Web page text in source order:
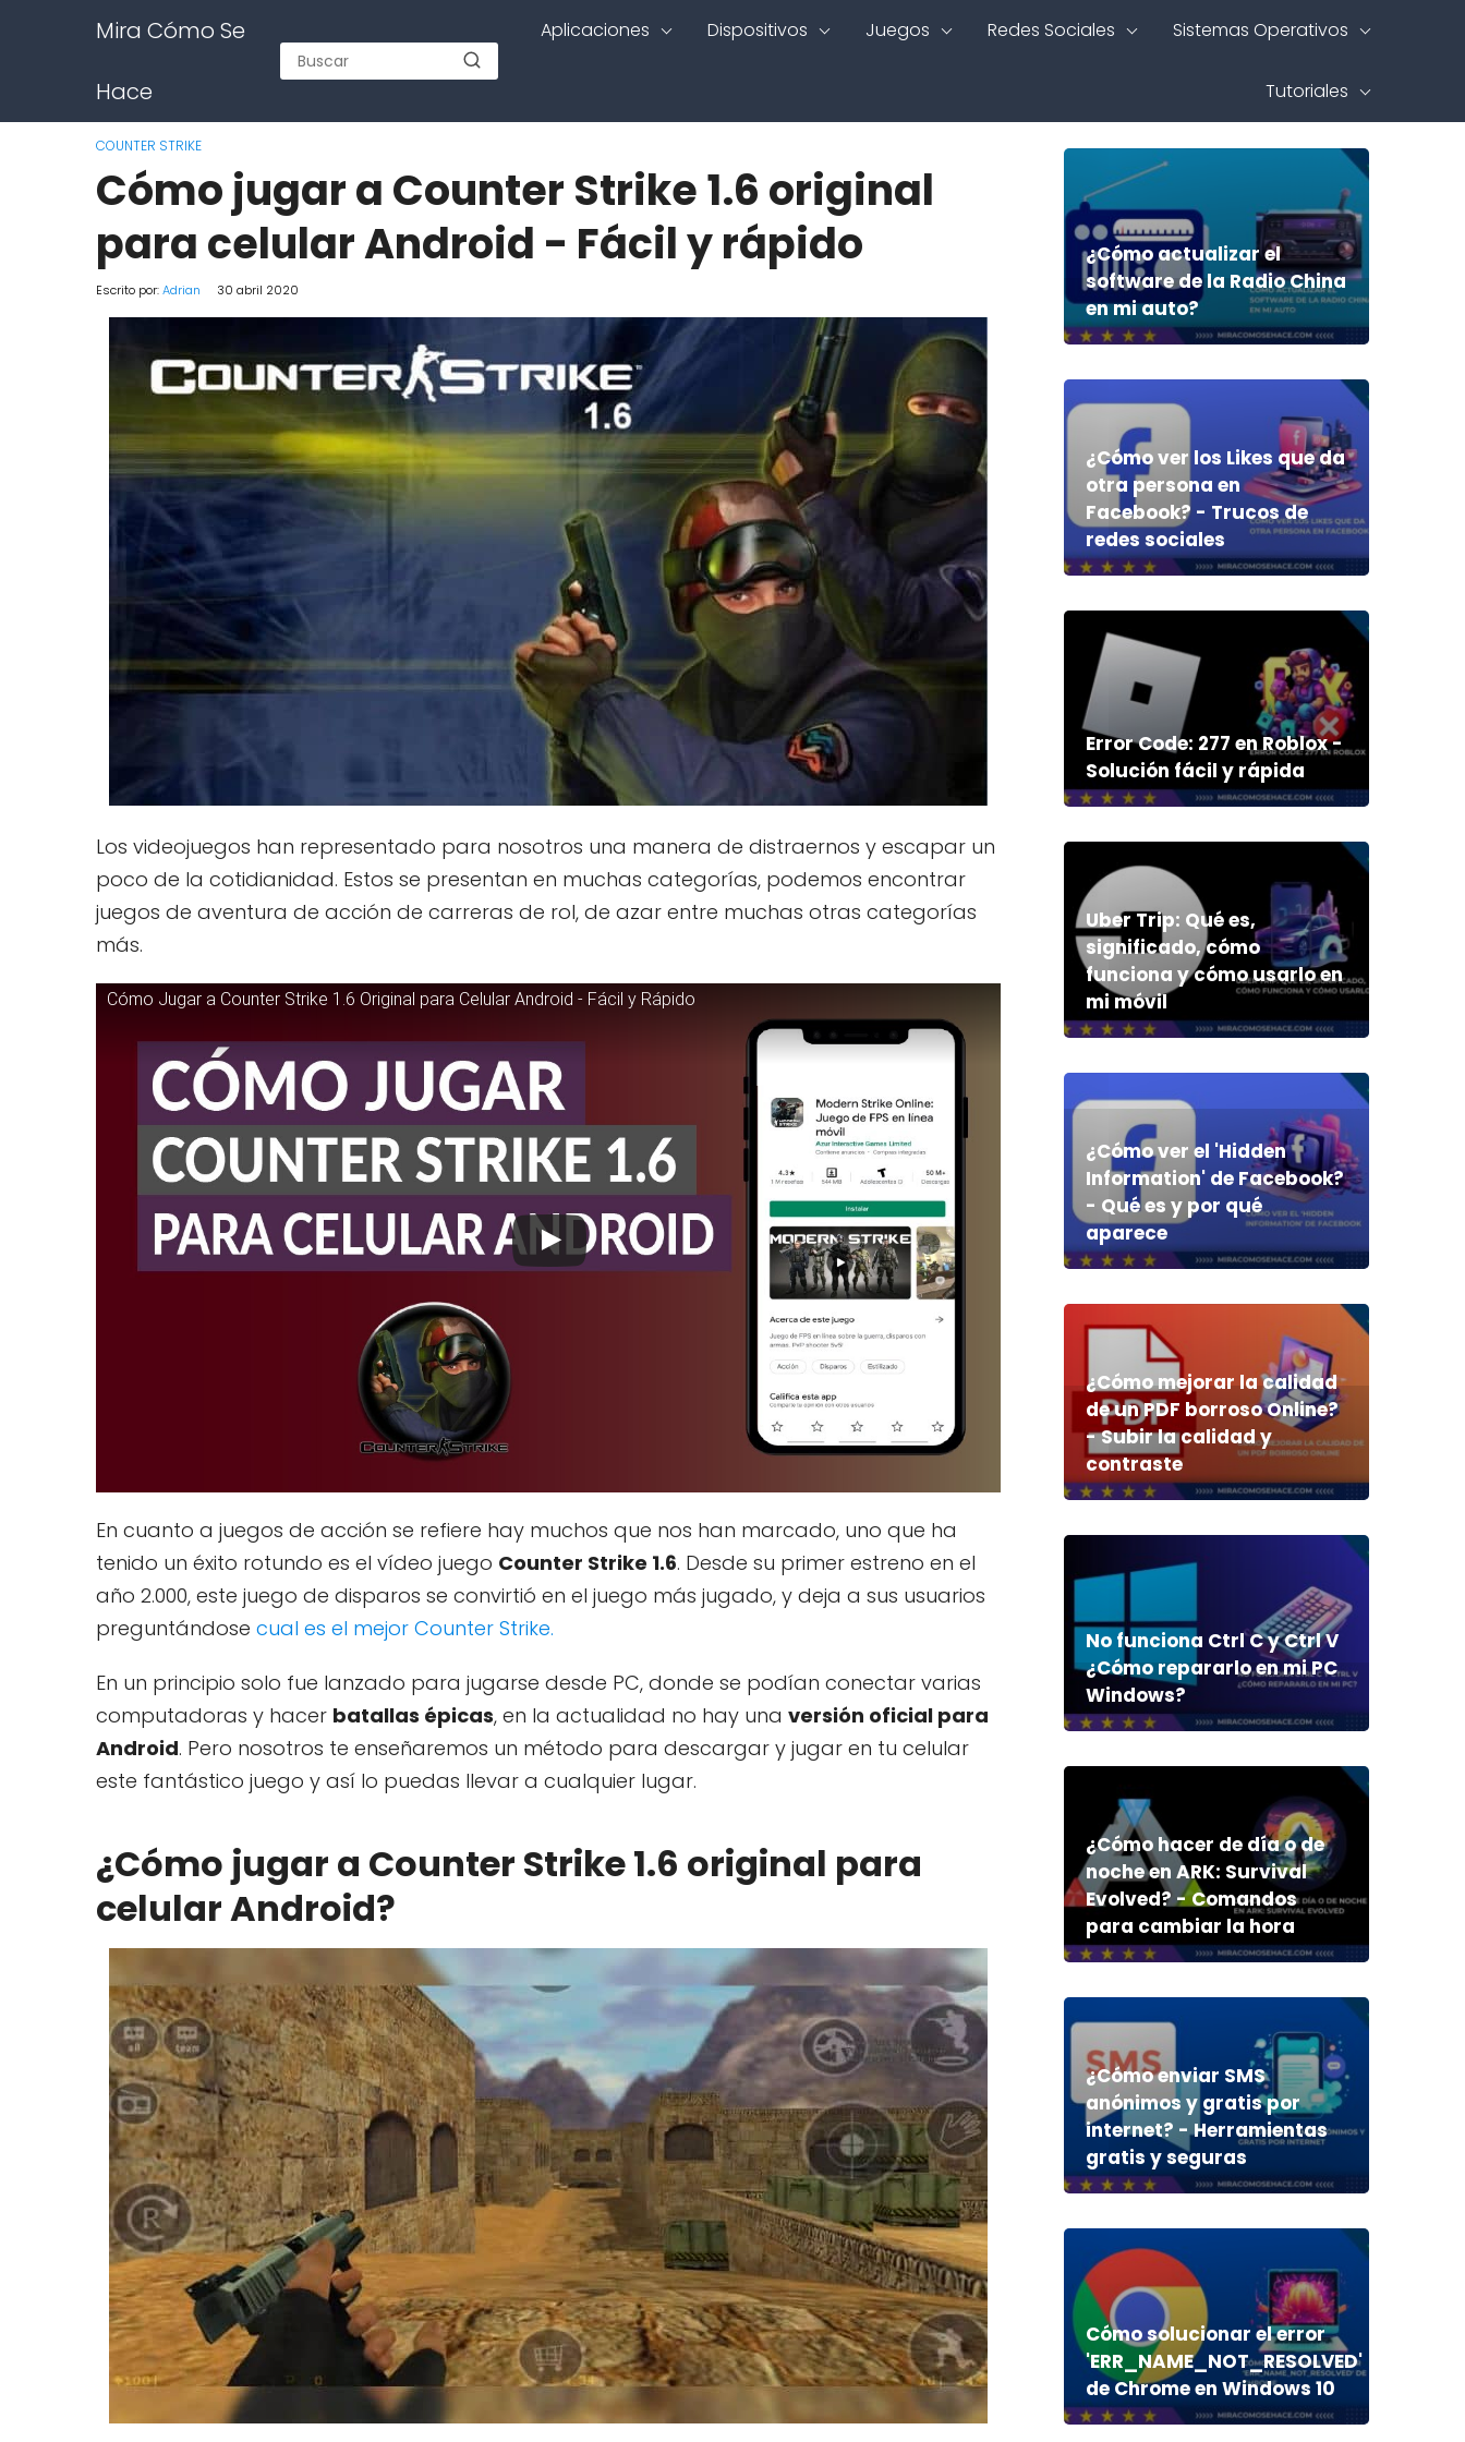
Mira Cómo Se
Hace
Aplicaciones Dispositivos Juegos Redes Sociales Sistemas Operativos
Tutoriales
COUNTER STRIKE
Cómo jugar a Counter Strike 1.6 original
para celular Android - Fácil y rápido
Escrito por:Adrian 30 abril 2020
Los videojuegos han representado para nosotros una manera de distraernos y escapar un
poco de la cotidianidad. Estos se presentan en muchas categorías, podemos encontrar
juegos de aventura de acción de carreras de rol, de azar entre muchas otras categorías
más.
Cómo Jugar a Counter Strike 1.6 Original para Celular Android - Fácil y Rápido
En cuanto a juegos de acción se refiere hay muchos que nos han marcado, uno que ha
tenido un éxito rotundo es el vídeo juego Counter Strike 1.6. Desde su primer estreno en el
año 2.000, este juego de disparos se convirtió en el juego más jugado, y deja a sus usuarios
preguntándose cual es el mejor Counter Strike.
En un principio solo fue lanzado para jugarse desde PC, donde se podían conectar varias
computadoras y hacer batallas épicas, en la actualidad no hay una versión oficial para
Android. Pero nosotros te enseñaremos un método para descargar y jugar en tu celular
este fantástico juego y así lo puedas llevar a cualquier lugar.
¿Cómo jugar a Counter Strike 1.6 original para
celular Android?
¿Cómo actualizar el
software de la Radio China
en mi auto?
¿Cómo ver los Likes que da
otra persona en
Facebook? - Trucos de
redes sociales
Error Code: 277 en Roblox -
Solución fácil y rápida
Uber Trip: Qué es,
significado, cómo
funciona y cómo usarlo en
mi móvil
¿Cómo ver el 'Hidden
Information' de Facebook?
- Qué es y por qué
aparece
¿Cómo mejorar la calidad
de un PDF borroso Online?
- Subir la calidad y
contraste
No funciona Ctrl C y Ctrl V
¿Cómo repararlo en mi PC
Windows?
¿Cómo hacer de día o de
noche en ARK: Survival
Evolved? - Comandos
para cambiar la hora
¿Cómo enviar SMS
anónimos y gratis por
internet? - Herramientas
gratis y seguras
Cómo solucionar el error
'ERR_NAME_NOT_RESOLVED'
de Chrome en Windows 10